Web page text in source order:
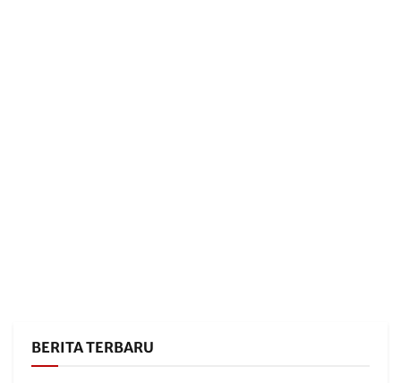
BERITA TERBARU